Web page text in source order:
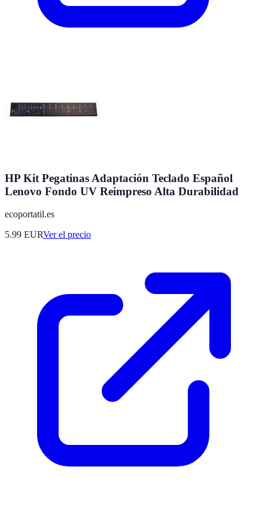
HP Kit Pegatinas Adaptación Teclado Español
Lenovo Fondo UV Reimpreso Alta Durabilidad
ecoportatil.es
5.99 EURVer el precio